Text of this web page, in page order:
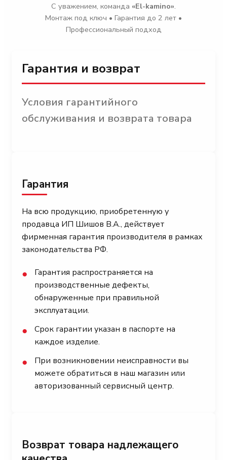
С уважением, команда «El-kamino».
Монтаж под ключ • Гарантия до 2 лет •
Профессиональный подход
Гарантия и возврат
Условия гарантийного
обслуживания и возврата товара
Гарантия
На всю продукцию, приобретенную у
продавца ИП Шишов В.А., действует
фирменная гарантия производителя в рамках
законодательства РФ.
●
Гарантия распространяется на
производственные дефекты,
обнаруженные при правильной
эксплуатации.
●
Срок гарантии указан в паспорте на
каждое изделие.
●
При возникновении неисправности вы
можете обратиться в наш магазин или
авторизованный сервисный центр.
Возврат товара надлежащего